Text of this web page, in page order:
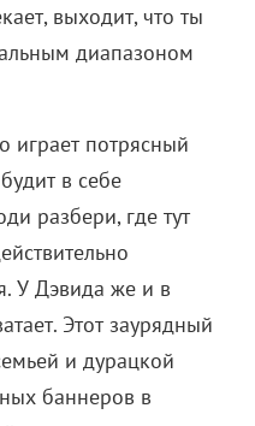
выходит, что ты
диапазоном
играет потрясный
в себе
разбери, где тут
У Дэвида же и в
Этот заурядный
и дурацкой
баннеров в